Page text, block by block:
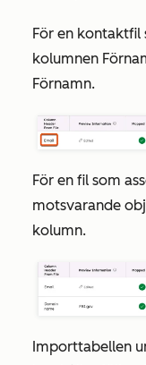
För en kontaktfil
kolumnen
Förnamn.
För en fil som
motsvarande
kolumn.
Importtabellen